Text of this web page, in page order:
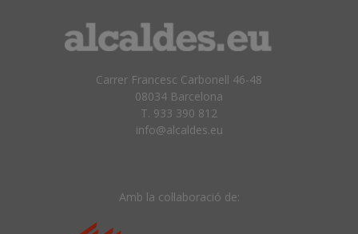
Carrer Francesc Carbonell 46-48
08034 Barcelona
T. 933 390 812
info@alcaldes.eu
Amb la col·laboració de: